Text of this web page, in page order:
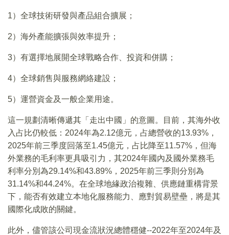
1）全球技術研發與產品組合擴展；
2）海外產能擴張與效率提升；
3）有選擇地展開全球戰略合作、投資和併購；
4）全球銷售與服務網絡建設；
5）運營資金及一般企業用途。
這一規劃清晰傳遞其「走出中國」的意圖。目前，其海外收
入占比仍較低：2024年為2.12億元，占總營收的13.93%，
2025年前三季度回落至1.45億元，占比降至11.57%，但海
外業務的毛利率更具吸引力，其2024年國內及國外業務毛
利率分別為29.14%和43.89%，2025年前三季則分別為
31.14%和44.24%。在全球地緣政治複雜、供應鏈重構背景
下，能否有效建立本地化服務能力、應對貿易壁壘，將是其
國際化成敗的關鍵。
此外，儘管該公司現金流狀況總體穩健--2022年至2024年及